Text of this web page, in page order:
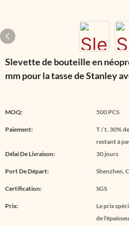
Slevette de bouteille en
mm pour la tasse de Stanley
MOQ: 500 PCS
Paiement:
T / t, 30%
restant à
Délai De Livraison:
30 jours
Port De Départ: Shenzhen,
Certification: SGS
Prix:
Le prix
de